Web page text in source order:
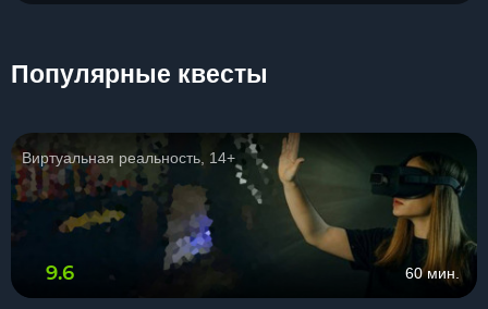
Популярные квесты
Виртуальная реальность, 14+
9.6 60 мин.